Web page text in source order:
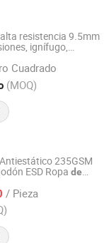
alta resistencia 9.5mm
ignífugo,
desdeseguridad
Cuadrado
(MOQ)
Ltd.
235GSM
ESD Ropa de
/ Pieza